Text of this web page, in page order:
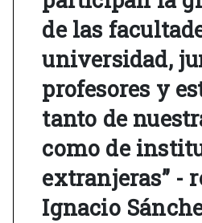
de las
universidad,
profesores y
tanto de
como de
extranjeras” -
Ignacio